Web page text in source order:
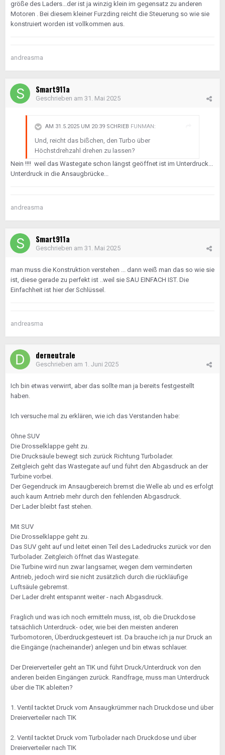
größe des Laders...der ist ja winzig klein im gegensatz zu anderen
Motoren . Bei diesem kleiner Furzding reicht die Steuerung so wie sie
konstruiert worden ist vollkommen aus.
andreasma
Smart911a
Geschrieben am 31. Mai 2025
AM 31.5.2025 UM 20:39 SCHRIEB FUNMAN :
Und, reicht das bißchen, den Turbo über
Höchstdrehzahl drehen zu lassen?
Nein !!!! weil das Wastegate schon längst geöffnet ist im Unterdruck...
Unterdruck in die Ansaugbrücke...
andreasma
Smart911a
Geschrieben am 31. Mai 2025
man muss die Konstruktion verstehen ... dann weiß man das so wie sie
ist, diese gerade zu perfekt ist ..weil sie SAU EINFACH IST. Die
Einfachheit ist hier der Schlüssel.
andreasma
derneutrale
Geschrieben am 1. Juni 2025
Ich bin etwas verwirrt, aber das sollte man ja bereits festgestellt
haben.
Ich versuche mal zu erklären, wie ich das Verstanden habe:
Ohne SUV
Die Drosselklappe geht zu.
Die Drucksäule bewegt sich zurück Richtung Turbolader.
Zeitgleich geht das Wastegate auf und führt den Abgasdruck an der
Turbine vorbei.
Der Gegendruck im Ansaugbereich bremst die Welle ab und es erfolgt
auch kaum Antrieb mehr durch den fehlenden Abgasdruck.
Der Lader bleibt fast stehen.
Mit SUV
Die Drosselklappe geht zu.
Das SUV geht auf und leitet einen Teil des Ladedrucks zurück vor den
Turbolader. Zeitgleich öffnet das Wastegate.
Die Turbine wird nun zwar langsamer, wegen dem verminderten
Antrieb, jedoch wird sie nicht zusätzlich durch die rückläufige
Luftsäule gebremst.
Der Lader dreht entspannt weiter - nach Abgasdruck.
Fraglich und was ich noch ermitteln muss, ist, ob die Druckdose
tatsächlich Unterdruck- oder, wie bei den meisten anderen
Turbomotoren, Überdruckgesteuert ist. Da brauche ich ja nur Druck an
die Eingänge (nacheinander) anlegen und bin etwas schlauer.
Der Dreierverteiler geht an TIK und führt Druck/Unterdruck von den
anderen beiden Eingängen zurück. Randfrage, muss man Unterdruck
über die TIK ableiten?
1. Ventil tacktet Druck vom Ansaugkrümmer nach Druckdose und über
Dreierverteiler nach TIK
2. Ventil tacktet Druck vom Turbolader nach Druckdose und über
Dreierverteiler nach TIK